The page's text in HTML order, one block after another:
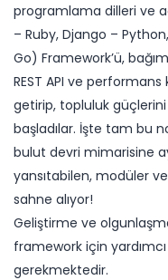
programlama dilleri ve
– Ruby, Django –
Go) Framework’ü,
REST API ve
getirip, topluluk güçlerini
başladılar. İşte tam bu
bulut devri mimarisine
yansıtabilen, modüler
sahne alıyor!
Geliştirme ve
framework için
gerekmektedir.